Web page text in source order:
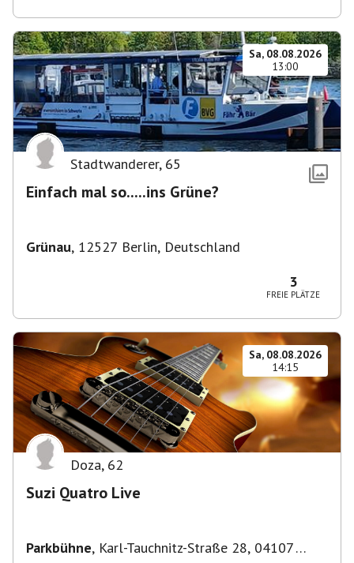
Sa, 08.08.2026
13:00
Stadtwanderer, 65
Einfach mal so.....ins Grüne?
Grünau, 12527 Berlin, Deutschland
3
FREIE PLÄTZE
Sa, 08.08.2026
14:15
Doza, 62
Suzi Quatro Live
Parkbühne, Karl-Tauchnitz-Straße 28, 04107